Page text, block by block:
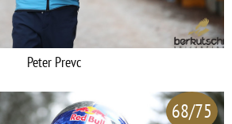
Peter Prevc
68/75